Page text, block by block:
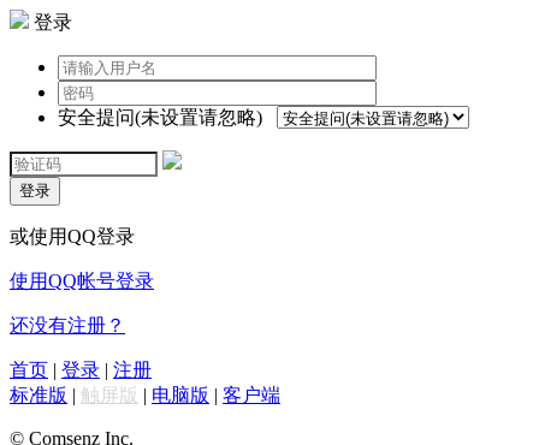
登录
安全提问(未设置请忽略)
登录
或使用QQ登录
使用QQ帐号登录
还没有注册？
首页 | 登录 | 注册
标准版 | 触屏版 | 电脑版 | 客户端
© Comsenz Inc.